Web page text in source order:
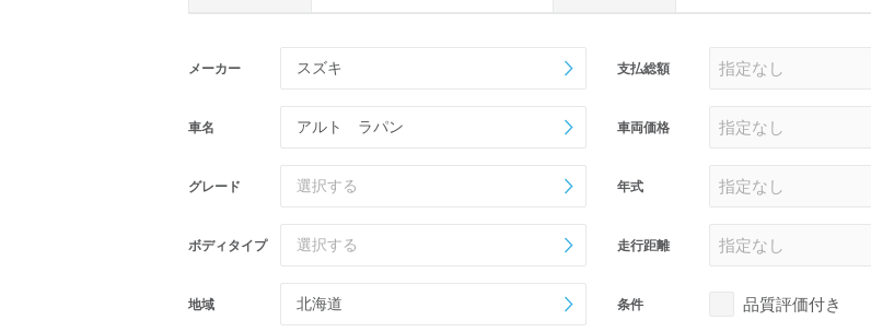
メーカー スズキ
車名
グレード 選択する
ボディタイプ 選択する
地域 北海道
支払総額
車両価格
年式
走行距離
条件 品質評価付き